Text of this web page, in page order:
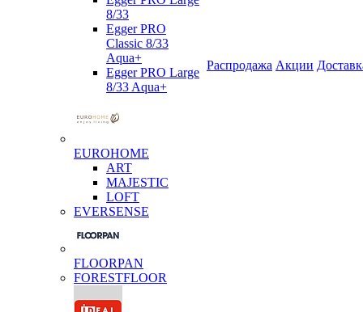
8/33
Egger PRO
Classic 8/33
Aqua+
Egger PRO Large
8/33 Aqua+
EUROHOME
ART
MAJESTIC
LOFT
EVERSENSE
FLOORPAN
FORESTFLOOR
Распродажа Акции